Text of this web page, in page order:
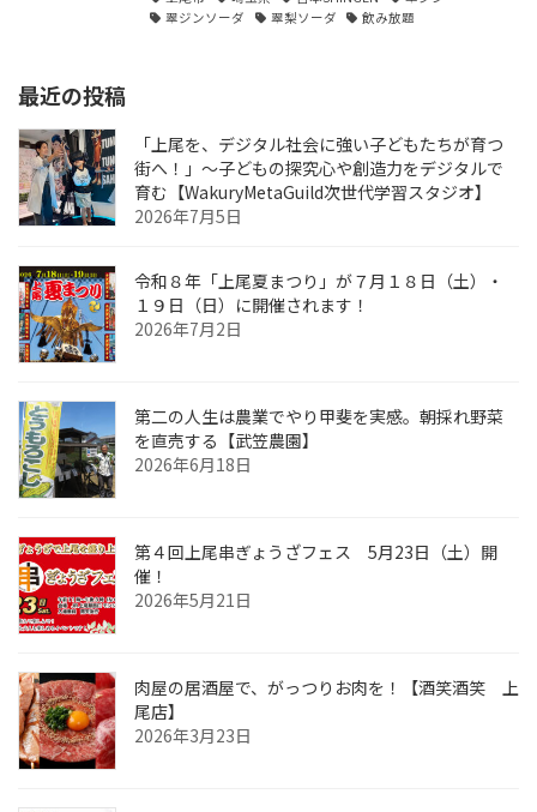
翠ジンソーダ
翠梨ソーダ 飲み放題
最近の投稿
「上尾を、デジタル社会に強い子どもたちが育つ
街へ！」〜子どもの探究心や創造力をデジタルで
育む【WakuryMetaGuild次世代学習スタジオ】
2026年7月5日
令和８年「上尾夏まつり」が７月１８日（土）・
１９日（日）に開催されます！
2026年7月2日
第二の人生は農業でやり甲斐を実感。朝採れ野菜
を直売する【武笠農園】
2026年6月18日
第４回上尾串ぎょうざフェス 5月23日（土）開
催！
2026年5月21日
肉屋の居酒屋で、がっつりお肉を！【酒笑酒笑 上
尾店】
2026年3月23日